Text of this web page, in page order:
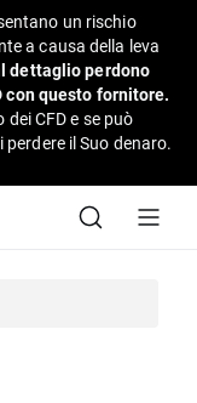
un rischio
a causa della leva
dettaglio perdono
con questo fornitore.
CFD e se può
il Suo denaro.